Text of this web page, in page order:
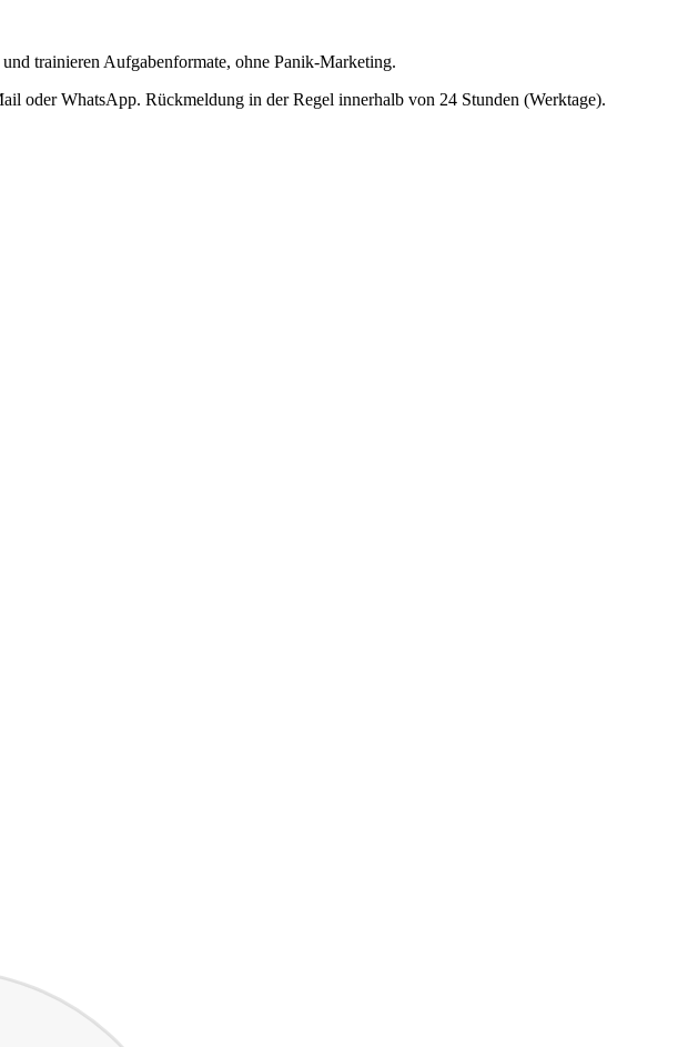
trainieren Aufgabenformate, ohne Panik-Marketing.
oder WhatsApp. Rückmeldung in der Regel innerhalb von 24 Stunden (Werktage).